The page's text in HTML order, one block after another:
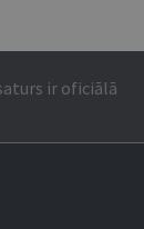
ir oficiālā